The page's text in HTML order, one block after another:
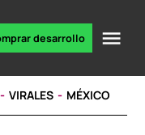
desarrollo
VIRALES MÉXICO